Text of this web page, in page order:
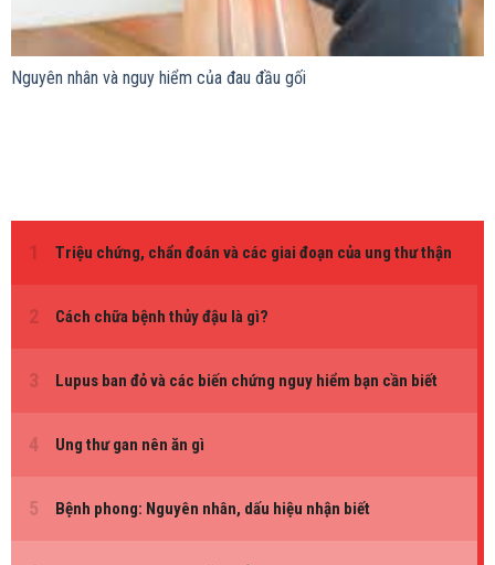
Nguyên nhân và nguy hiểm của đau đầu gối